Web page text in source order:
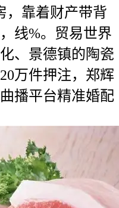
，靠着财产带背
线%。贸易世界
、景德镇的陶瓷
万件押注，郑辉
播平台精准婚配